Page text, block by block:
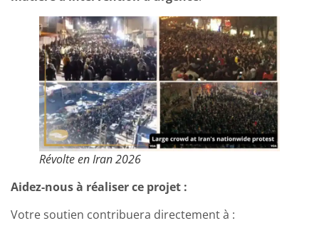
Révolte en Iran 2026
Aidez-nous à réaliser ce projet :
Votre soutien contribuera directement à :